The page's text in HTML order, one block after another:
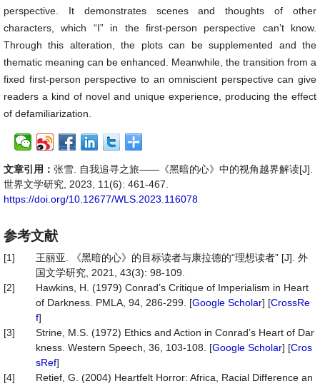
perspective. It demonstrates scenes and thoughts of other
characters, which “I” in the first-person perspective can’t know.
Through this alteration, the plots can be supplemented and the
thematic meaning can be enhanced. Meanwhile, the transition from a
fixed first-person perspective to an omniscient perspective can give
readers a kind of novel and unique experience, producing the effect
of defamiliarization.
文章引用： 张雪. 自我追寻之旅——《黑暗的心》中的视角越界解读[J].
世界文学研究, 2023, 11(6): 461-467.
https://doi.org/10.12677/WLS.2023.116078
参考文献
[1]
王丽亚. 《黑暗的心》的目标读者与康拉德的“理想读者” [J]. 外
国文学研究, 2021, 43(3): 98-109.
[2]
Hawkins, H. (1979) Conrad’s Critique of Imperialism in Heart
of Darkness. PMLA, 94, 286-299. [Google Scholar] [CrossRe
f]
[3]
Strine, M.S. (1972) Ethics and Action in Conrad’s Heart of Dar
kness. Western Speech, 36, 103-108. [Google Scholar] [Cros
sRef]
[4]
Retief, G. (2004) Heartfelt Horror: Africa, Racial Difference an